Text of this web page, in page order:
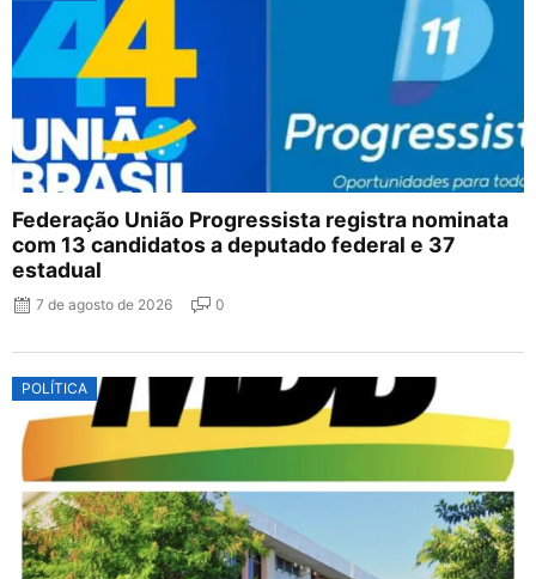
Federação União Progressista registra nominata
com 13 candidatos a deputado federal e 37
estadual
7 de agosto de 2026 0
POLÍTICA